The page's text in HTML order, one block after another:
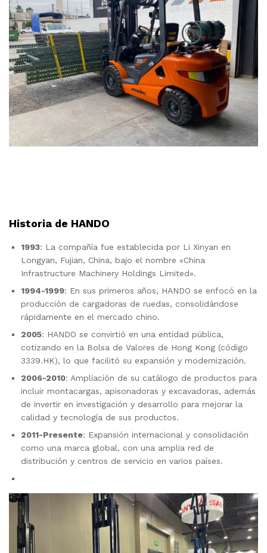
Historia de HANDO
1993: La compañía fue establecida por Li Xinyan en
Longyan, Fujian, China, bajo el nombre «China
Infrastructure Machinery Holdings Limited».
1994-1999: En sus primeros años, HANDO se enfocó en la
producción de cargadoras de ruedas, consolidándose
rápidamente en el mercado chino.
2005: HANDO se convirtió en una entidad pública,
cotizando en la Bolsa de Valores de Hong Kong (código
3339.HK), lo que facilitó su expansión y modernización.
2006-2010: Ampliación de su catálogo de productos para
incluir montacargas, apisonadoras y excavadoras, además
de invertir en investigación y desarrollo para mejorar la
calidad y tecnología de sus productos.
2011-Presente: Expansión internacional y consolidación
como una marca global, con una amplia red de
distribución y centros de servicio en varios países.